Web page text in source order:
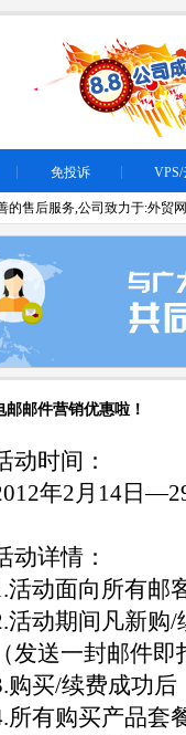
免投诉 VPS/
售后服务,公司致力于:外贸
邮邮件营销优惠啦！
动时间：
年2月14日
动详情：
活动面向所有邮
活动期间凡新购
（发送一封邮件
购买/续费成功
所有购买产品套